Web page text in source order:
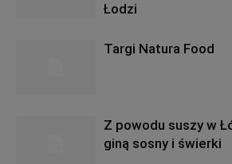
Łodzi
Targi Natura Food
Z powodu suszy w
giną sosny i świerki